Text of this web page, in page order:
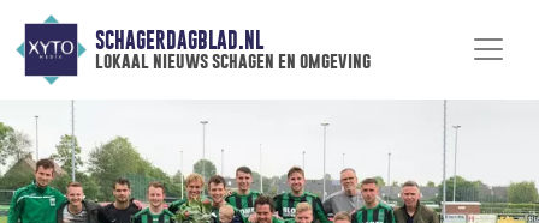
SCHAGERDAGBLAD.NL
lokaal nieuws schagen en omgeving